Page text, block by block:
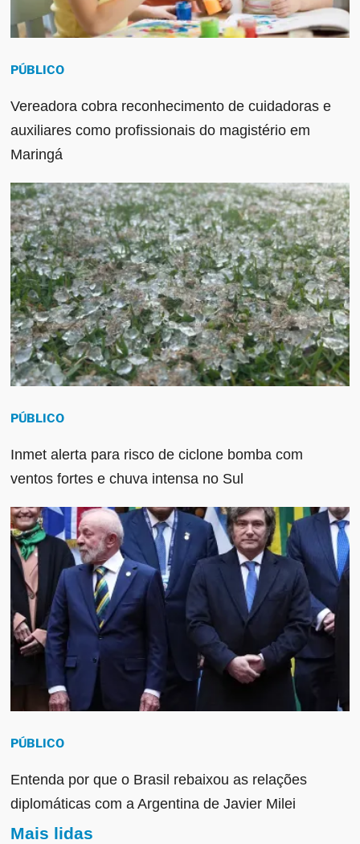
PÚBLICO
Vereadora cobra reconhecimento de cuidadoras e
auxiliares como profissionais do magistério em
Maringá
PÚBLICO
Inmet alerta para risco de ciclone bomba com
ventos fortes e chuva intensa no Sul
PÚBLICO
Entenda por que o Brasil rebaixou as relações
diplomáticas com a Argentina de Javier Milei
Mais lidas